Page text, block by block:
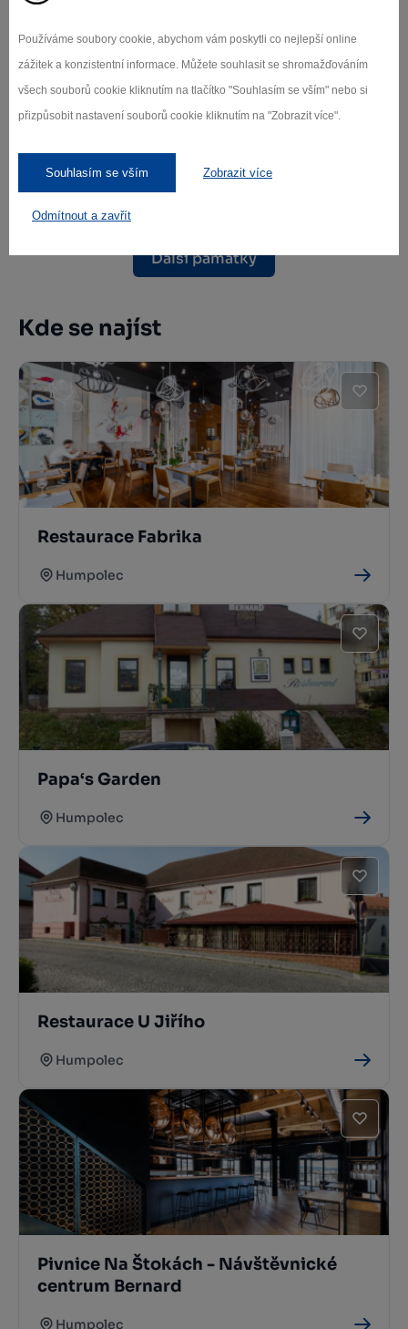
Používáme soubory cookie, abychom vám poskytli co nejlepší online
zážitek a konzistentní informace. Můžete souhlasit se shromažďováním
všech souborů cookie kliknutím na tlačítko "Souhlasím se vším" nebo si
přizpůsobit nastavení souborů cookie kliknutím na "Zobrazit více".
Souhlasím se vším Zobrazit více
Odmítnout a zavřít
Humpolec
Další památky
Kde se najíst
Restaurace Fabrika
Humpolec
Papa‘s Garden
Humpolec
Restaurace U Jiřího
Humpolec
Pivnice Na Štokách - Návštěvnické
centrum Bernard
Humpolec